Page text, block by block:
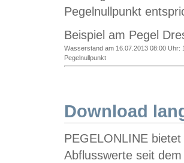
Pegelnullpunkt
Beispiel am Pegel
Wasserstand am 16.07.2013 08:00 Uhr:
Pegelnullpunkt
Download
PEGELONLINE
Abflusswerte seit